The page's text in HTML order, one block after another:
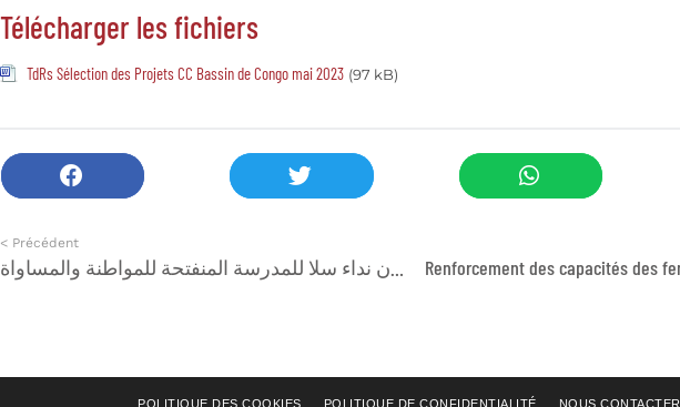
Télécharger les fichiers
TdRs Sélection des Projets CC Bassin de Congo mai 2023 (97 kB)
< Précédent
POLITIQUE DES COOKIES POLITIQUE DE CONFIDENTIALITÉ NOUS CONTACTER